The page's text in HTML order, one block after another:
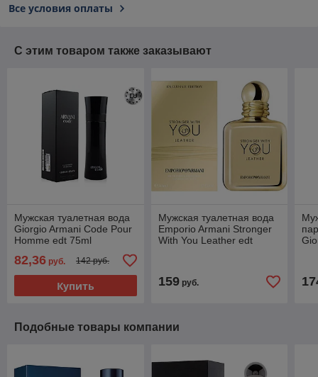
Все условия оплаты
С этим товаром также заказывают
Мужская туалетная вода
Giorgio Armani Code Pour
Homme edt 75ml
82,36 руб. 142 руб.
Купить
Мужская туалетная вода
Emporio Armani Stronger
With You Leather edt
159руб.
Подобные товары компании